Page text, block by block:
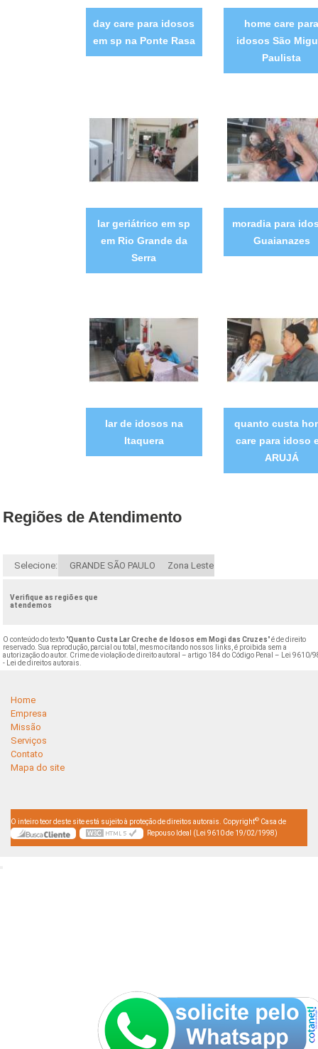
day care para idosos
em sp na Ponte Rasa
home care para
idosos São
Paulista
lar geriátrico em sp
em Rio Grande da
Serra
moradia para
Guaianazes
lar de idosos na
Itaquera
quanto custa
care para idoso
ARUJÁ
Regiões de Atendimento
Selecione: GRANDE SÃO PAULO Zona Leste
Verifique as regiões que
atendemos
O conteúdo do texto "Quanto Custa Lar Creche de Idosos em Mogi das Cruzes" é de direito
reservado. Sua reprodução, parcial ou total, mesmo citando nossos links, é proibida sem a
autorização do autor. Crime de violação de direito autoral – artigo 184 do Código Penal –
Lei 9610/
- Lei de direitos autorais
Home
Empresa
Missão
Serviços
Contato
Mapa do site
O inteiro teor deste site está sujeito à proteção de direitos autorais. Copyright© Casa de
Repouso Ideal (Lei 9610 de 19/02/1998)